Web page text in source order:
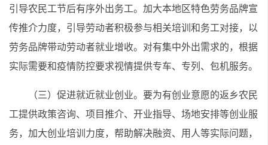
引导农民工节后有序外出务工。加大本地区特色劳务品牌宣
传推介力度，引导劳动者积极参与相关培训和务工对接，以
劳务品牌带动劳动者就业增收。对有集中外出需求的，根据
实际需要和疫情防控要求视情提供专车、专列、包机服务。
（三）促进就近就业创业。要为有创业意愿的返乡农民
工提供政策咨询、项目推介、开业指导、场地安排等创业服
务，加大创业培训力度，帮助解决融资、用人等实际问题，